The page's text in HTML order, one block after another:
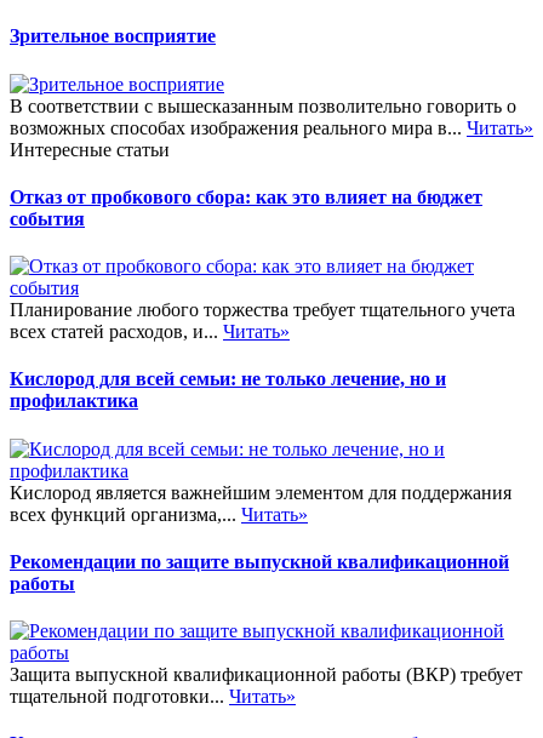
Зрительное восприятие
В соответствии с вышесказанным позволительно говорить о
возможных способах изображения реального мира в... Читать»
Интересные статьи
Отказ от пробкового сбора: как это влияет на бюджет
события
Планирование любого торжества требует тщательного учета
всех статей расходов, и... Читать»
Кислород для всей семьи: не только лечение, но и
профилактика
Кислород является важнейшим элементом для поддержания
всех функций организма,... Читать»
Рекомендации по защите выпускной квалификационной
работы
Защита выпускной квалификационной работы (ВКР) требует
тщательной подготовки... Читать»